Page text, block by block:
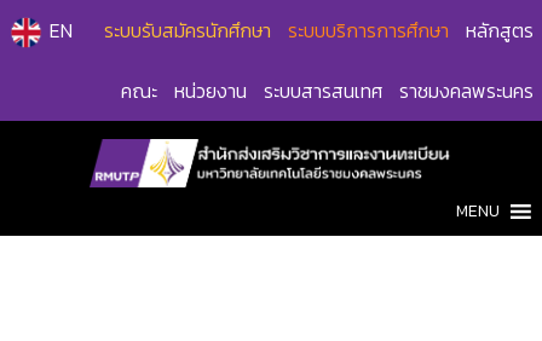
Skip
to
EN ระบบรับสมัครนักศึกษา ระบบบริการการศึกษา หลักสูตร
คณะ หน่วยงาน ระบบสารสนเทศ ราชมงคลพระนคร
MENU